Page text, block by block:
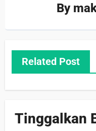
By
Related Post
Tinggalkan